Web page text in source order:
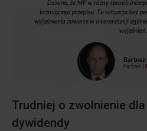
Trudniej o zwolnienie
dywidendy